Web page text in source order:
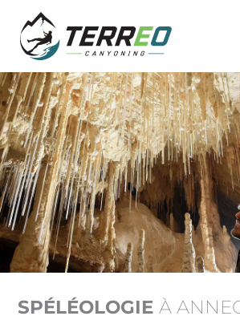
contenu
SPÉLÉOLOGIEÀ